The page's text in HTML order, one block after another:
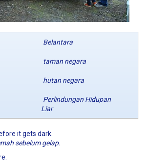
Belantara
taman negara
hutan negara
Perlindungan Hidupan
Liar
it gets dark.
sebelum gelap.